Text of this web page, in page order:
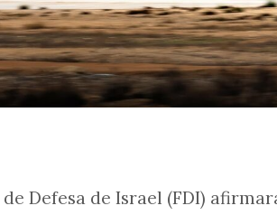
de Defesa de Israel (FDI)